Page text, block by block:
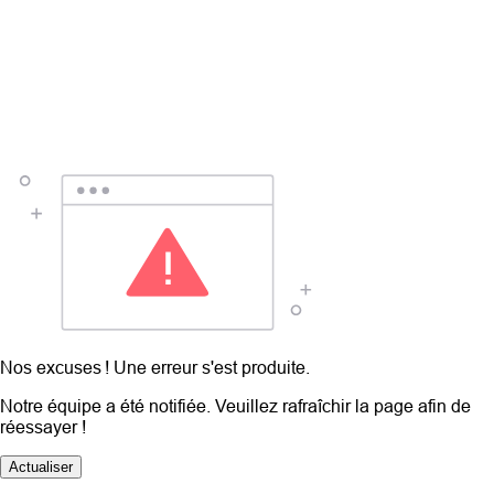
Nos excuses ! Une erreur s'est produite.
Notre équipe a été notifiée. Veuillez rafraîchir la page afin de
réessayer !
Actualiser